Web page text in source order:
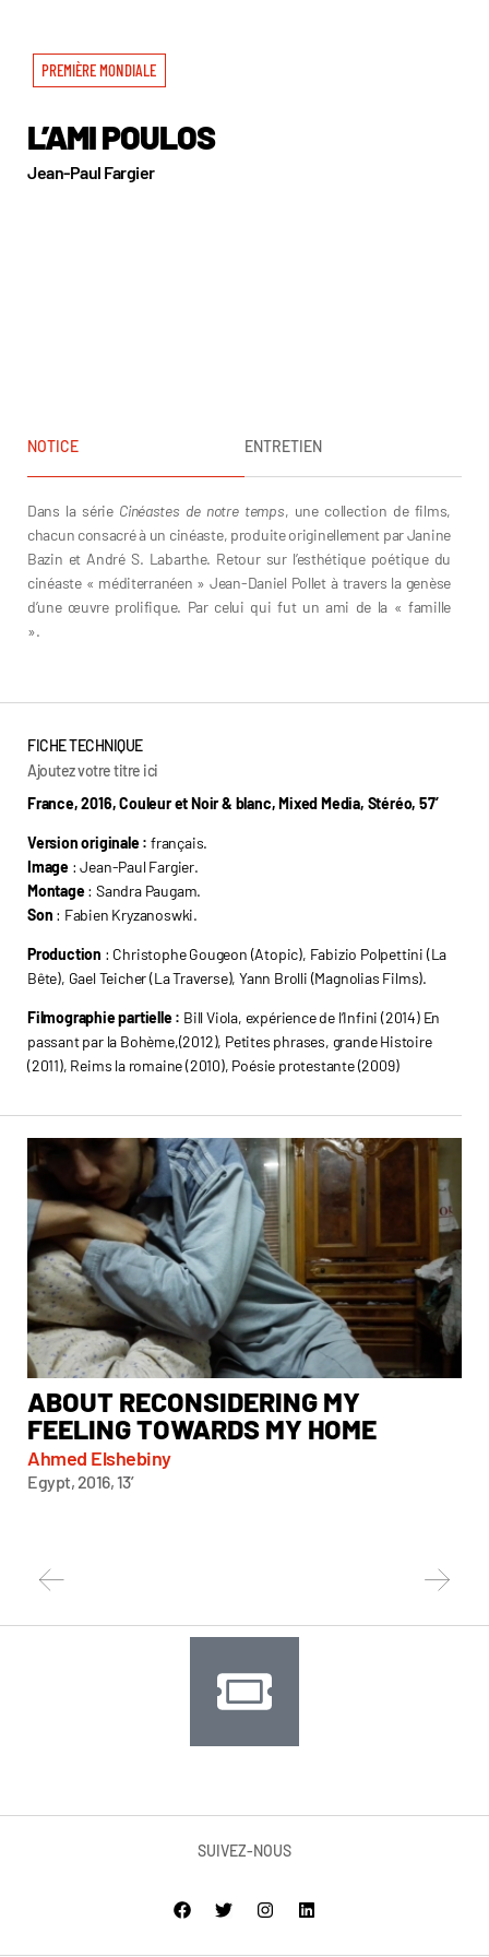
PREMIÈRE MONDIALE
L’AMI POULOS
Jean-Paul Fargier
NOTICE ENTRETIEN
Dans la série Cinéastes de notre temps, une collection de films,
chacun consacré à un cinéaste, produite originellement par Janine
Bazin et André S. Labarthe. Retour sur l’esthétique poétique du
cinéaste « méditerranéen » Jean-Daniel Pollet à travers la genèse
d’une œuvre prolifique. Par celui qui fut un ami de la « famille
».
FICHE TECHNIQUE
Ajoutez votre titre ici
France, 2016, Couleur et Noir & blanc, Mixed Media, Stéréo, 57’
Version originale : français.
Image : Jean-Paul Fargier.
Montage: Sandra Paugam.
Son : Fabien Kryzanoswki.
Production : Christophe Gougeon (Atopic), Fabizio Polpettini (La
Bête), Gael Teicher (La Traverse), Yann Brolli (Magnolias Films).
Filmographie partielle : Bill Viola, expérience de l’Infini (2014) En
passant par la Bohème,(2012), Petites phrases, grande Histoire
(2011), Reims la romaine (2010), Poésie protestante (2009)
ABOUT RECONSIDERING MY
FEELING TOWARDS MY HOME
Ahmed Elshebiny
Egypt, 2016, 13’
SUIVEZ-NOUS